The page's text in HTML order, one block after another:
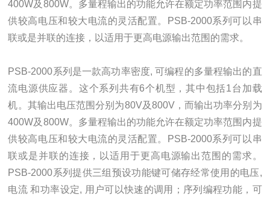
400W及800W。多量程输出的功能允许在额定功率范围内提
供较高电压和较大电流的灵活配置。PSB-2000系列可以串
联或是并联的连接，以适用于更高电源输出范围的需求。
PSB-2000系列是一款高功率密度, 可编程的多量程输出的直
流电源供应器。这个系列共有6个机型，其中包括1台加载
机。其输出电压范围分别为80V及800V，而输出功率分别为
400W及800W。多量程输出的功能允许在额定功率范围内提
供较高电压和较大电流的灵活配置。PSB-2000系列可以串
联或是并联的连接，以适用于更高电源输出范围的需求。
PSB-2000系列提供三组预设功能键可储存经常使用的电压,
电流 和功率设定, 用户可以快速的调用；序列编程功能，可